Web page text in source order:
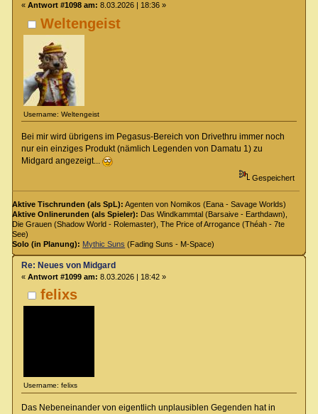
Weltengeist
Username: Weltengeist
« Antwort #1098 am: 8.03.2026 | 18:36 »
Bei mir wird übrigens im Pegasus-Bereich von Drivethru immer noch
nur ein einziges Produkt (nämlich Legenden von Damatu 1) zu
Midgard angezeigt...
Gespeichert
Aktive Tischrunden (als SpL): Agenten von Nomikos (Eana - Savage Worlds)
Aktive Onlinerunden (als Spieler): Das Windkammtal (Barsaive - Earthdawn),
Die Grauen (Shadow World - Rolemaster), The Price of Arrogance (Théah - 7te
See)
Solo (in Planung): Mythic Suns (Fading Suns - M-Space)
felixs
Username: felixs
Re: Neues von Midgard
« Antwort #1099 am: 8.03.2026 | 18:42 »
Das Nebeneinander von eigentlich unplausiblen Gegenden hat in